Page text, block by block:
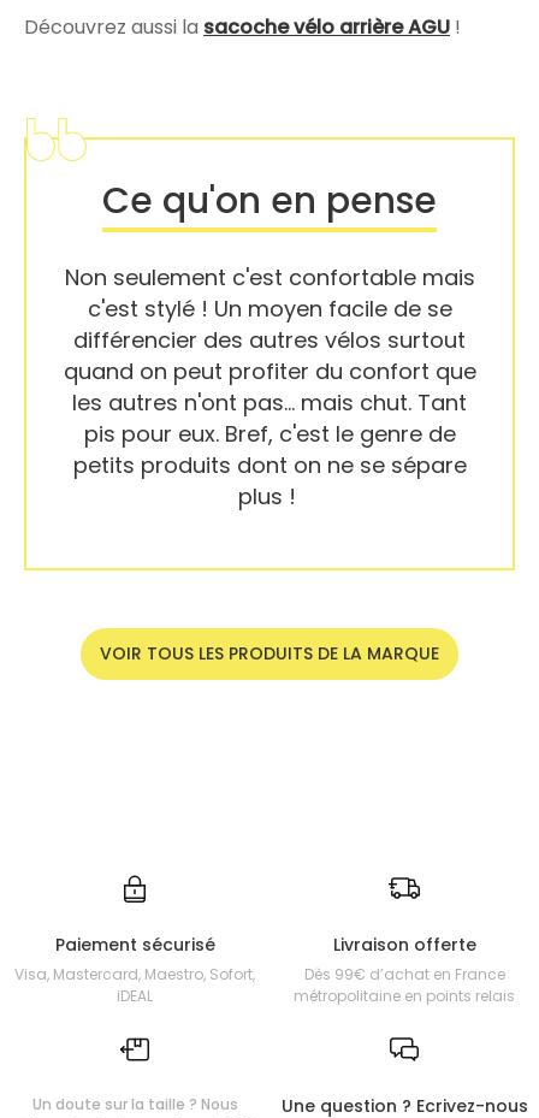
Découvrez aussi la sacoche vélo arrière AGU !
Ce qu'on en pense
Non seulement c'est confortable mais
c'est stylé ! Un moyen facile de se
différencier des autres vélos surtout
quand on peut profiter du confort que
les autres n'ont pas... mais chut. Tant
pis pour eux. Bref, c'est le genre de
petits produits dont on ne se sépare
plus !
VOIR TOUS LES PRODUITS DE LA MARQUE
Paiement sécurisé
Visa, Mastercard, Maestro, Sofort,
iDEAL
Livraison offerte
Dès 99€ d’achat en France
métropolitaine en points relais
Un doute sur la taille ? Nous
Une question ? Ecrivez-nous